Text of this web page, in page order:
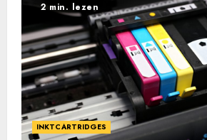
2 min. lezen
INKTCARTRIDGES